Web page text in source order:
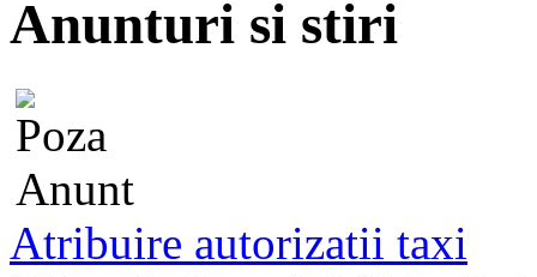
Anunturi si stiri
Atribuire autorizatii taxi